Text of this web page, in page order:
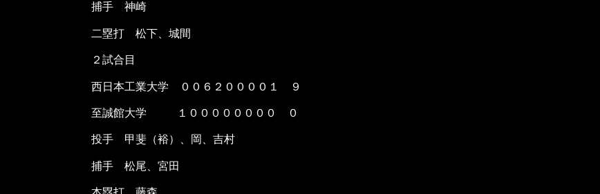
捕手 神崎
二塁打 松下、城間
２試合目
西日本工業大学 ００６２００００１ ９
至誠館大学 １００００００００ ０
投手 甲斐（裕）、岡、吉村
捕手 松尾、宮田